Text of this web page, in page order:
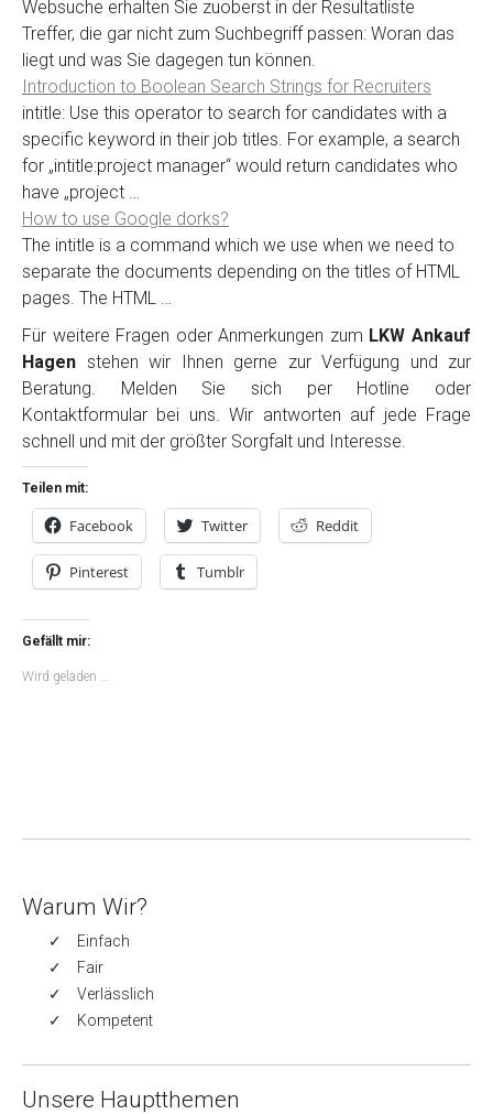
Websuche erhalten Sie zuoberst in der Resultatliste
Treffer, die gar nicht zum Suchbegriff passen: Woran das
liegt und was Sie dagegen tun können.
Introduction to Boolean Search Strings for Recruiters
intitle: Use this operator to search for candidates with a
specific keyword in their job titles. For example, a search
for „intitle:project manager“ would return candidates who
have „project …
How to use Google dorks?
The intitle is a command which we use when we need to
separate the documents depending on the titles of HTML
pages. The HTML …
Für weitere Fragen oder Anmerkungen zum LKW Ankauf
Hagen stehen wir Ihnen gerne zur Verfügung und zur
Beratung. Melden Sie sich per Hotline oder
Kontaktformular bei uns. Wir antworten auf jede Frage
schnell und mit der größter Sorgfalt und Interesse.
Teilen mit:
Facebook Twitter Reddit
Pinterest Tumblr
Gefällt mir:
Wird geladen …
Warum Wir?
Einfach
Fair
Verlässlich
Kompetent
Unsere Hauptthemen